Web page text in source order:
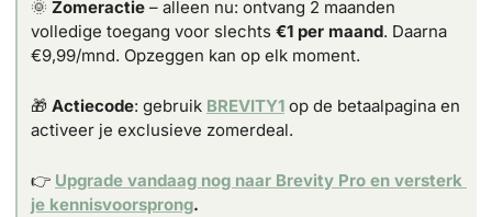
🌞 Zomeractie – alleen nu: ontvang 2 maanden
volledige toegang voor slechts €1 per maand. Daarna
€9,99/mnd. Opzeggen kan op elk moment.
🎁 Actiecode: gebruik BREVITY1 op de betaalpagina en
activeer je exclusieve zomerdeal.
👉 Upgrade vandaag nog naar Brevity Pro en versterk
je kennisvoorsprong.